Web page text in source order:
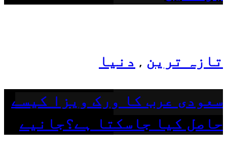
تازہ ترین , دنیا
سعودی عرب کا ورک ویزا کیسے
حاصل کیا جاسکتا ہے؟جانیے